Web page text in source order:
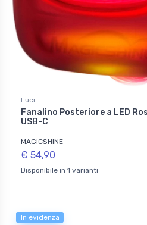
Luci
Fanalino Posteriore a LED
USB-C
MAGICSHINE
€ 54,90
Disponibile in 1 varianti
In evidenza